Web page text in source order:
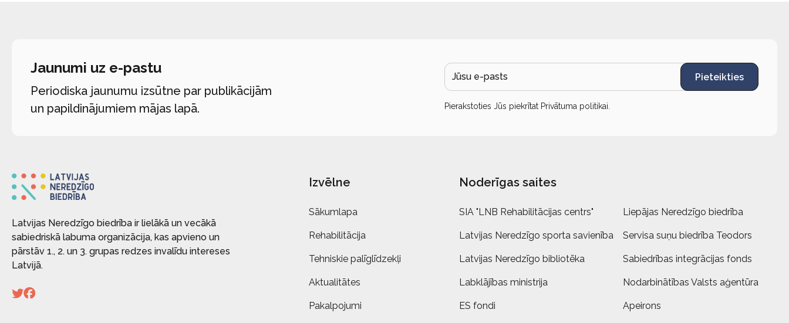
Jaunumi uz e-pastu
Periodiska jaunumu izsūtne par publikācijām
un papildinājumiem mājas lapā.
Pieteikties
Pierakstoties Jūs piekrītat Privātuma politikai
Latvijas Neredzīgo biedrība ir lielākā un vecākā
sabiedriskā labuma organizācija, kas apvieno un
pārstāv 1., 2. un 3. grupas redzes invalīdu intereses
Latvijā.
Izvēlne
Sākumlapa
Rehabilitācija
Tehniskie palīglīdzekļi
Aktualitātes
Pakalpojumi
Noderīgas saites
SIA "LNB Rehabilitācijas centrs" Liepājas Neredzīgo biedrība
Latvijas Neredzīgo sporta savienība Servisa suņu biedrība Teodors
Latvijas Neredzīgo bibliotēka Sabiedrības integrācijas fonds
Labklājības ministrija Nodarbinātības Valsts aģentūra
ES fondi Apeirons